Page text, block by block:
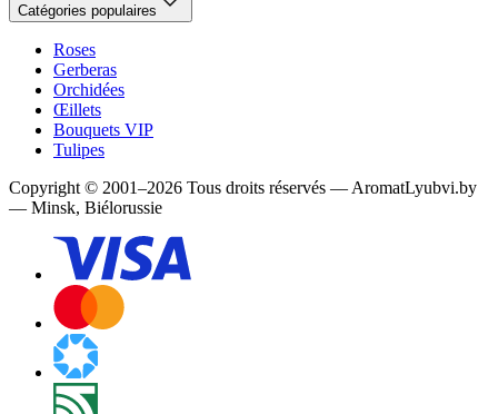
Catégories populaires
Roses
Gerberas
Orchidées
Œillets
Bouquets VIP
Tulipes
Copyright © 2001–2026 Tous droits réservés — AromatLyubvi.by
— Minsk, Biélorussie